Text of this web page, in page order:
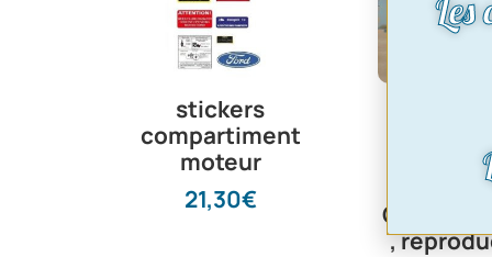
stickers
compartiment
moteur
21,30€
platine
de feux
Capri mk1
,